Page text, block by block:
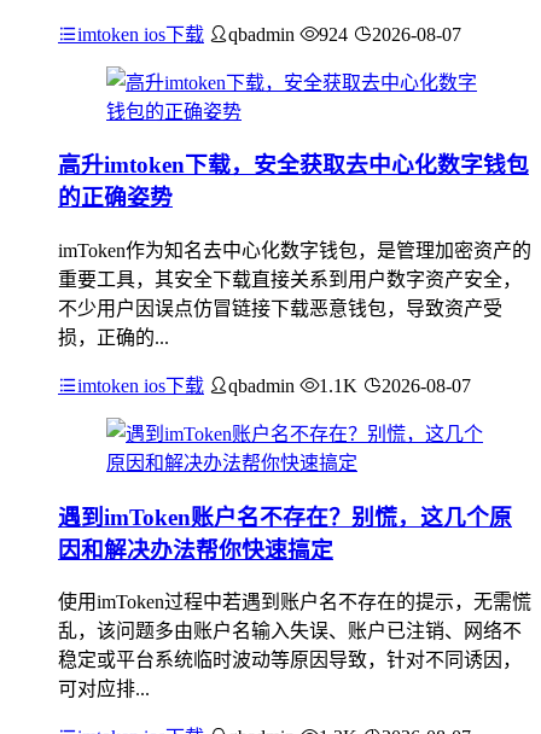
imtoken ios下载 qbadmin 924 2026-08-07
高升imtoken下载，安全获取去中心化数字钱包
的正确姿势
imToken作为知名去中心化数字钱包，是管理加密资产的
重要工具，其安全下载直接关系到用户数字资产安全，
不少用户因误点仿冒链接下载恶意钱包，导致资产受
损，正确的...
imtoken ios下载 qbadmin 1.1K 2026-08-07
遇到imToken账户名不存在？别慌，这几个原
因和解决办法帮你快速搞定
使用imToken过程中若遇到账户名不存在的提示，无需慌
乱，该问题多由账户名输入失误、账户已注销、网络不
稳定或平台系统临时波动等原因导致，针对不同诱因，
可对应排...